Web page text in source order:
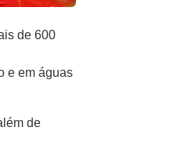
de 600
e em águas
de